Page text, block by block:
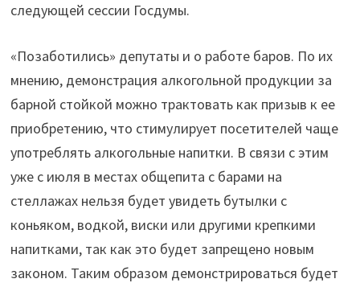
следующей сессии Госдумы.
«Позаботились» депутаты и о работе баров. По их
мнению, демонстрация алкогольной продукции за
барной стойкой можно трактовать как призыв к ее
приобретению, что стимулирует посетителей чаще
употреблять алкогольные напитки. В связи с этим
уже с июля в местах общепита с барами на
стеллажах нельзя будет увидеть бутылки с
коньяком, водкой, виски или другими крепкими
напитками, так как это будет запрещено новым
законом. Таким образом демонстрироваться будет